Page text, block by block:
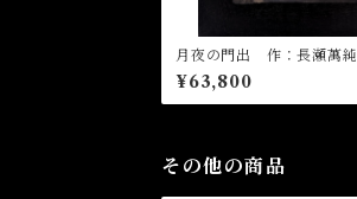
月夜の門出 作：長瀬萬純
¥63,800
その他の商品